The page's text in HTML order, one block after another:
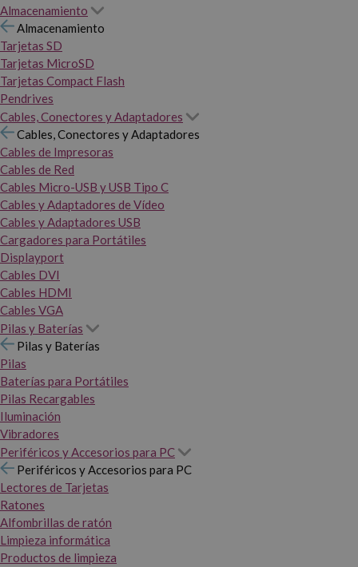
Almacenamiento
Almacenamiento
Tarjetas SD
Tarjetas MicroSD
Tarjetas Compact Flash
Pendrives
Cables, Conectores y Adaptadores
Cables, Conectores y Adaptadores
Cables de Impresoras
Cables de Red
Cables Micro-USB y USB Tipo C
Cables y Adaptadores de Vídeo
Cables y Adaptadores USB
Cargadores para Portátiles
Displayport
Cables DVI
Cables HDMI
Cables VGA
Pilas y Baterías
Pilas y Baterías
Pilas
Baterías para Portátiles
Pilas Recargables
Iluminación
Vibradores
Periféricos y Accesorios para PC
Periféricos y Accesorios para PC
Lectores de Tarjetas
Ratones
Alfombrillas de ratón
Limpieza informática
Productos de limpieza